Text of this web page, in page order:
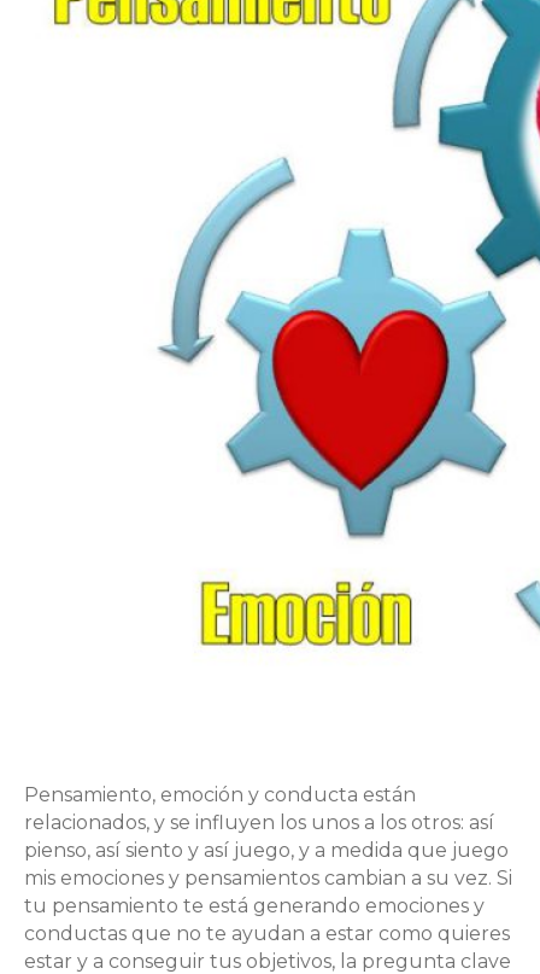
Pensamiento, emoción y conducta están
relacionados, y se influyen los unos a los otros: así
pienso, así siento y así juego, y a medida que juego
mis emociones y pensamientos cambian a su vez. Si
tu pensamiento te está generando emociones y
conductas que no te ayudan a estar como quieres
estar y a conseguir tus objetivos, la pregunta clave